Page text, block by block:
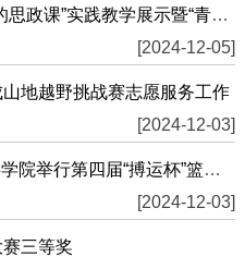
马克思主义学院举行“场馆里的思政课”实践教学展示暨“青言青语·话担当”主题演讲比...
[2024-12-05]
地越野挑战赛志愿服务工作
[2024-12-03]
热血青春 迎“篮”而上——永嘉学院举行第四届“搏运杯”篮球总决赛
[2024-12-03]
三等奖